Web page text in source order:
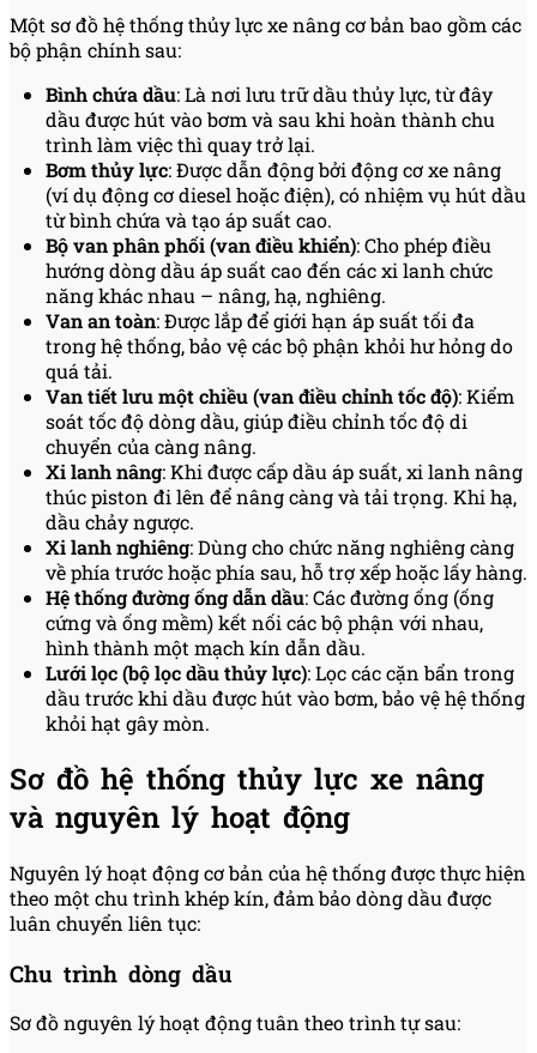
Một sơ đồ hệ thống thủy lực xe nâng cơ bản bao gồm các
bộ phận chính sau:
Bình chứa dầu: Là nơi lưu trữ dầu thủy lực, từ đây
dầu được hút vào bơm và sau khi hoàn thành chu
trình làm việc thì quay trở lại.
Bơm thủy lực: Được dẫn động bởi động cơ xe nâng
(ví dụ động cơ diesel hoặc điện), có nhiệm vụ hút dầu
từ bình chứa và tạo áp suất cao.
Bộ van phân phối (van điều khiển): Cho phép điều
hướng dòng dầu áp suất cao đến các xi lanh chức
năng khác nhau – nâng, hạ, nghiêng.
Van an toàn: Được lắp để giới hạn áp suất tối đa
trong hệ thống, bảo vệ các bộ phận khỏi hư hỏng do
quá tải.
Van tiết lưu một chiều (van điều chỉnh tốc độ): Kiểm
soát tốc độ dòng dầu, giúp điều chỉnh tốc độ di
chuyển của càng nâng.
Xi lanh nâng: Khi được cấp dầu áp suất, xi lanh nâng
thúc piston đi lên để nâng càng và tải trọng. Khi hạ,
dầu chảy ngược.
Xi lanh nghiêng: Dùng cho chức năng nghiêng càng
về phía trước hoặc phía sau, hỗ trợ xếp hoặc lấy hàng.
Hệ thống đường ống dẫn dầu: Các đường ống (ống
cứng và ống mềm) kết nối các bộ phận với nhau,
hình thành một mạch kín dẫn dầu.
Lưới lọc (bộ lọc dầu thủy lực): Lọc các cặn bẩn trong
dầu trước khi dầu được hút vào bơm, bảo vệ hệ thống
khỏi hạt gây mòn.
Sơ đồ hệ thống thủy lực xe nâng
và nguyên lý hoạt động
Nguyên lý hoạt động cơ bản của hệ thống được thực hiện
theo một chu trình khép kín, đảm bảo dòng dầu được
luân chuyển liên tục:
Chu trình dòng dầu
Sơ đồ nguyên lý hoạt động tuân theo trình tự sau: